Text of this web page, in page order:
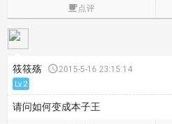
点评
筱筱殇 2015-5-16 23:15:14
Lv.2
请问如何变成本子王